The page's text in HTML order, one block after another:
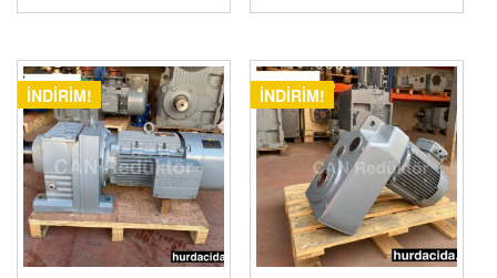
İNDIRIM! İNDIRIM!